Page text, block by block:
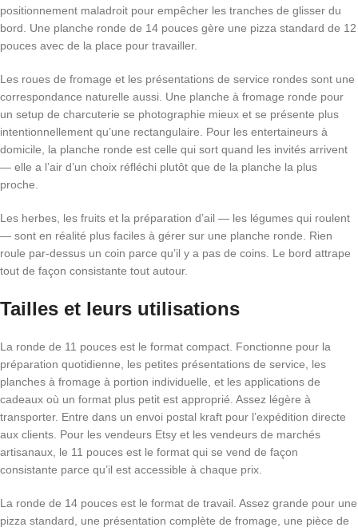
positionnement maladroit pour empêcher les tranches de glisser du
bord. Une planche ronde de 14 pouces gère une pizza standard de 12
pouces avec de la place pour travailler.
Les roues de fromage et les présentations de service rondes sont une
correspondance naturelle aussi. Une planche à fromage ronde pour
un setup de charcuterie se photographie mieux et se présente plus
intentionnellement qu’une rectangulaire. Pour les entertaineurs à
domicile, la planche ronde est celle qui sort quand les invités arrivent
— elle a l’air d’un choix réfléchi plutôt que de la planche la plus
proche.
Les herbes, les fruits et la préparation d’ail — les légumes qui roulent
— sont en réalité plus faciles à gérer sur une planche ronde. Rien
roule par-dessus un coin parce qu’il y a pas de coins. Le bord attrape
tout de façon consistante tout autour.
Tailles et leurs utilisations
La ronde de 11 pouces est le format compact. Fonctionne pour la
préparation quotidienne, les petites présentations de service, les
planches à fromage à portion individuelle, et les applications de
cadeaux où un format plus petit est approprié. Assez légère à
transporter. Entre dans un envoi postal kraft pour l’expédition directe
aux clients. Pour les vendeurs Etsy et les vendeurs de marchés
artisanaux, le 11 pouces est le format qui se vend de façon
consistante parce qu’il est accessible à chaque prix.
La ronde de 14 pouces est le format de travail. Assez grande pour une
pizza standard, une présentation complète de fromage, une pièce de